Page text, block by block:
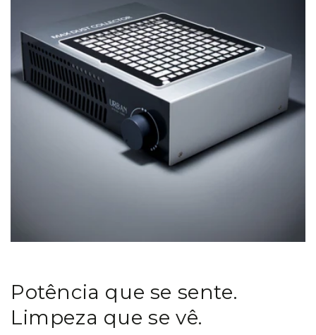
Potência que se sente.
Limpeza que se vê.